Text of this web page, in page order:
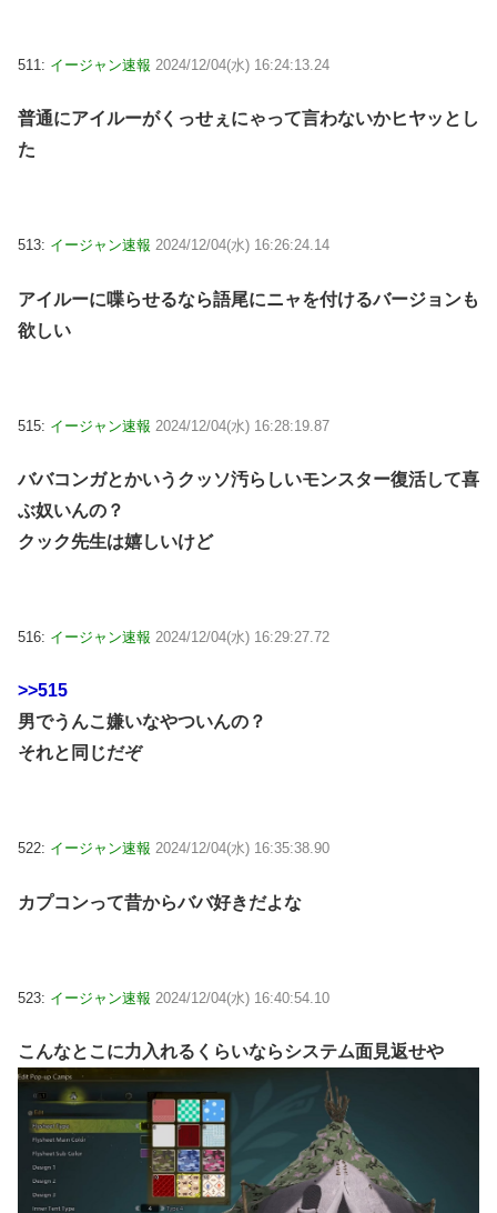
511: イージャン速報 2024/12/04(水) 16:24:13.24
普通にアイルーがくっせぇにゃって言わないかヒヤッとし
た
513: イージャン速報 2024/12/04(水) 16:26:24.14
アイルーに喋らせるなら語尾にニャを付けるバージョンも
欲しい
515: イージャン速報 2024/12/04(水) 16:28:19.87
ババコンガとかいうクッソ汚らしいモンスター復活して喜
ぶ奴いんの？
クック先生は嬉しいけど
516: イージャン速報 2024/12/04(水) 16:29:27.72
>>515
男でうんこ嫌いなやついんの？
それと同じだぞ
522: イージャン速報 2024/12/04(水) 16:35:38.90
カプコンって昔からババ好きだよな
523: イージャン速報 2024/12/04(水) 16:40:54.10
こんなとこに力入れるくらいならシステム面見返せや